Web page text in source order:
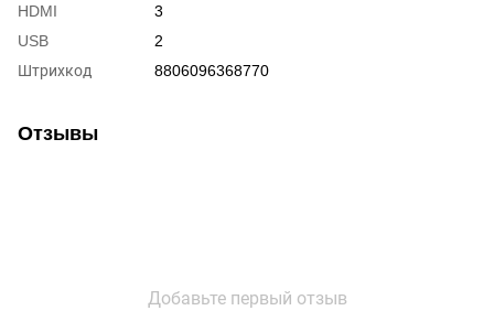
HDMI
3
USB
2
Штрихкод
8806096368770
Отзывы
Добавьте первый отзыв